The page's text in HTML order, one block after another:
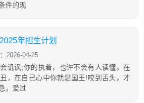
件的现
年招生计划
2026-04-25
讥讽;你的执着，也许不会有人读懂。在
，在自己心中你就是国王!咬到舌头，才
，爱过